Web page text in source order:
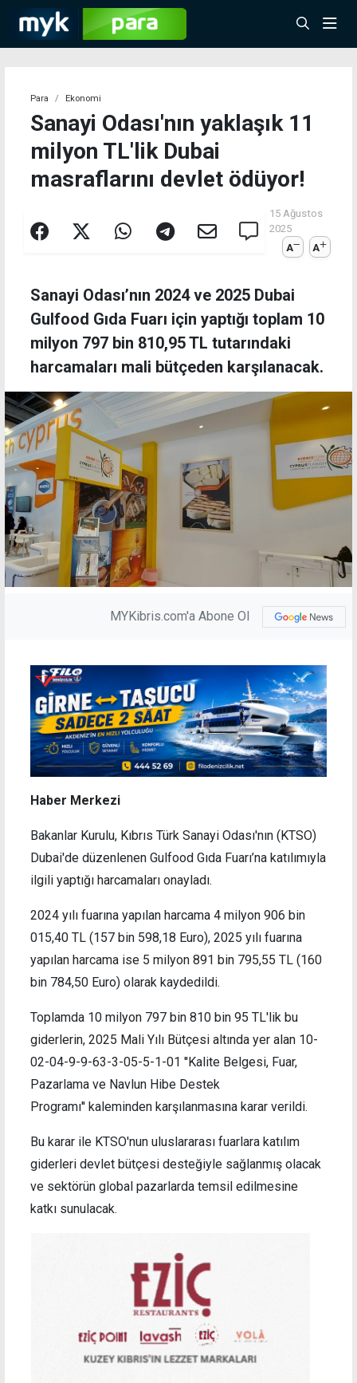
Para Ekonomi
Sanayi Odası'nın yaklaşık 11
milyon TL'lik Dubai
masraflarını devlet ödüyor!
15 Ağustos
2025
A
A
Sanayi Odası’nın 2024 ve 2025 Dubai
Gulfood Gıda Fuarı için yaptığı toplam 10
milyon 797 bin 810,95 TL tutarındaki
harcamaları mali bütçeden karşılanacak.
MYKibris.com'a Abone Ol
Haber Merkezi
Bakanlar Kurulu, Kıbrıs Türk Sanayi Odası'nın (KTSO)
Dubai'de düzenlenen Gulfood Gıda Fuarı’na katılımıyla
ilgili yaptığı harcamaları onayladı.
2024 yılı fuarına yapılan harcama 4 milyon 906 bin
015,40 TL (157 bin 598,18 Euro), 2025 yılı fuarına
yapılan harcama ise 5 milyon 891 bin 795,55 TL (160
bin 784,50 Euro) olarak kaydedildi.
Toplamda 10 milyon 797 bin 810 bin 95 TL'lik bu
giderlerin, 2025 Mali Yılı Bütçesi altında yer alan 10-
02-04-9-9-63-3-05-5-1-01 ''Kalite Belgesi, Fuar,
Pazarlama ve Navlun Hibe Destek
Programı'' kaleminden karşılanmasına karar verildi.
Bu karar ile KTSO'nun uluslararası fuarlara katılım
giderleri devlet bütçesi desteğiyle sağlanmış olacak
ve sektörün global pazarlarda temsil edilmesine
katkı sunulacak.